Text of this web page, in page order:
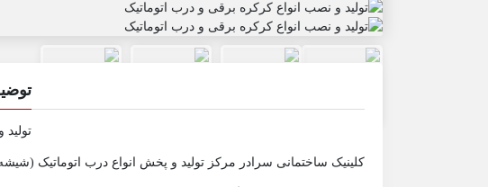
کلینیک ساختمانی سرادر مرکز تولید و پخش انواع درب اتوماتیک